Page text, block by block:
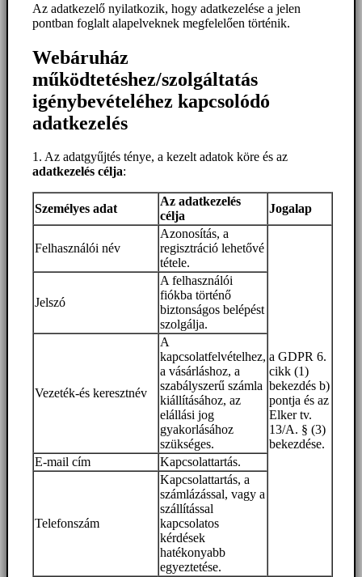
Az adatkezelő nyilatkozik, hogy adatkezelése a jelen
pontban foglalt alapelveknek megfelelően történik.
Webáruház
működtetéshez/szolgáltatás
igénybevételéhez kapcsolódó
adatkezelés
1. Az adatgyűjtés ténye, a kezelt adatok köre és az
adatkezelés célja:
Személyes adat
Az adatkezelés
célja
Jogalap
Felhasználói név
Azonosítás, a
regisztráció lehetővé
tétele.
a GDPR 6.
cikk (1)
bekezdés b)
pontja és az
Elker tv.
13/A. § (3)
bekezdése.
Jelszó
A felhasználói
fiókba történő
biztonságos belépést
szolgálja.
Vezeték-és keresztnév
A
kapcsolatfelvételhez,
a vásárláshoz, a
szabályszerű számla
kiállításához, az
elállási jog
gyakorlásához
szükséges.
E-mail cím
Kapcsolattartás.
Telefonszám
Kapcsolattartás, a
számlázással, vagy a
szállítással
kapcsolatos
kérdések
hatékonyabb
egyeztetése.